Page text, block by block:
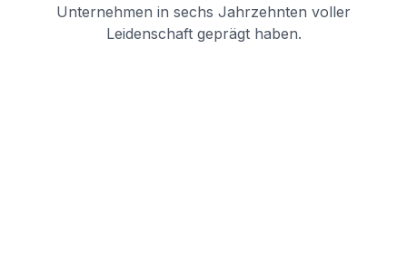
Unternehmen in sechs Jahrzehnten voller
Leidenschaft geprägt haben.